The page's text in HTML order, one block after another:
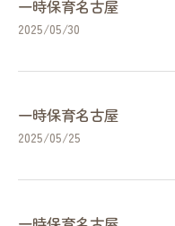
一時保育名古屋
2025/05/30
一時保育名古屋
2025/05/25